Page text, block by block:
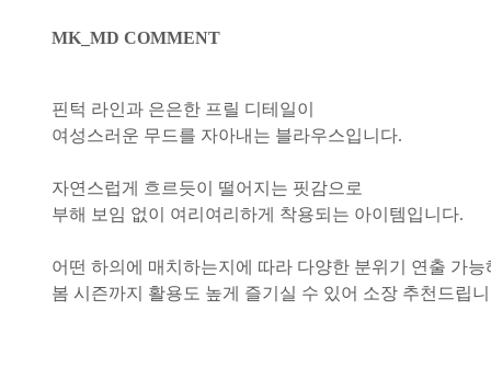
MK_MD COMMENT
핀턱 라인과 은은한 프릴 디테일이
여성스러운 무드를 자아내는 블라우스입니다.
자연스럽게 흐르듯이 떨어지는 핏감으로
부해 보임 없이 여리여리하게 착용되는 아이템입니다.
어떤 하의에 매치하는지에 따라 다양한 분위기 연출 가능
봄 시즌까지 활용도 높게 즐기실 수 있어 소장 추천드립